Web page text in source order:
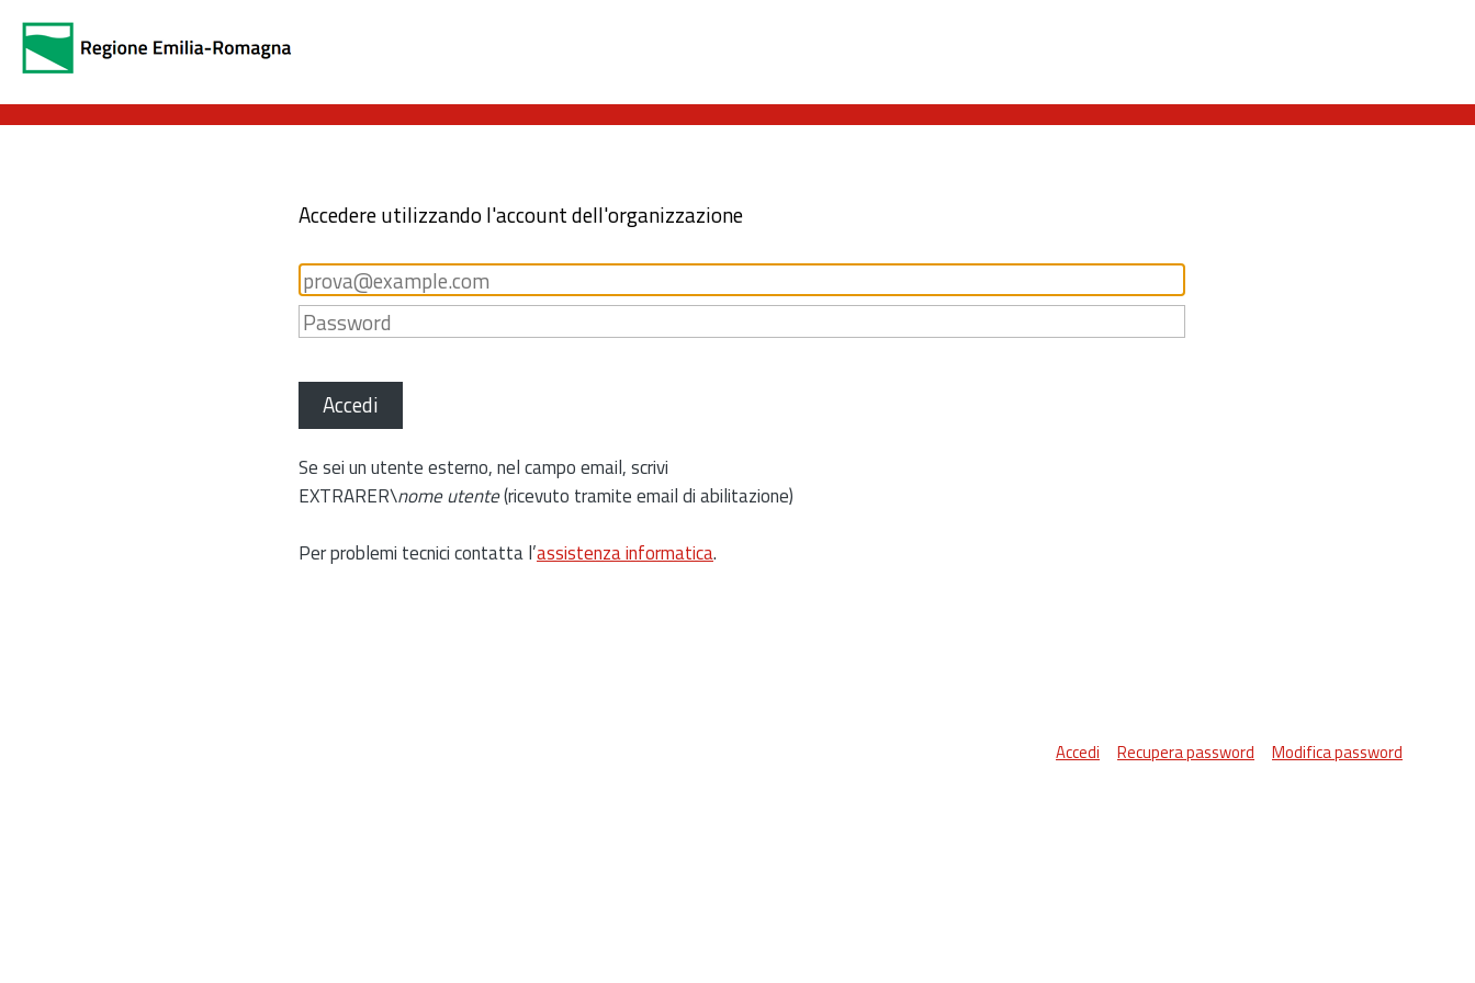
Accedere utilizzando l'account dell'organizzazione
Accedi
Se sei un utente esterno, nel campo email, scrivi
EXTRARER\nome utente(ricevuto tramite email di abilitazione)
Per problemi tecnici contatta l’assistenza informatica.
Accedi Recupera password Modifica password